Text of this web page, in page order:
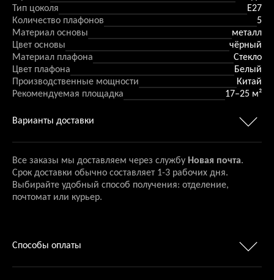
Тип цоколя
E27
Количество плафонов
5
Материал основы
металл
Цвет основы
чёрный
Материал плафона
Стекло
Цвет плафона
Белый
Производственные мощности
Китай
Рекомендуемая площадка
17–25 м²
Варианты доставки
Все заказы мы доставляем через службу Новая почта.
Срок доставки обычно составляет 1-3 рабочих дня.
Выбирайте удобный способ получения: отделение,
почтомат или курьер.
Способы оплаты